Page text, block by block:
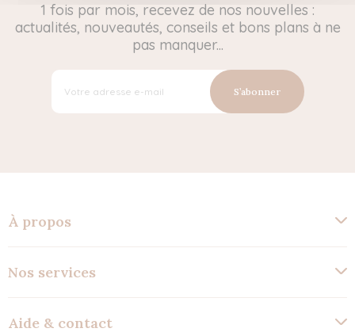
1 fois par mois, recevez de nos nouvelles :
actualités, nouveautés, conseils et bons plans à ne
pas manquer...
S’abonner
À propos
Nos services
Aide & contact